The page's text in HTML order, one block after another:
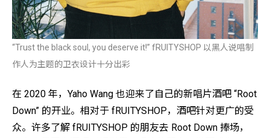
“Trust the black soul, you deserve it!” fRUITYSHOP 以黑人说唱制
作人为主题的卫衣设计十分出彩
在 2020 年，Yaho Wang 也迎来了自己的新唱片酒吧 “Root
Down” 的开业。相对于 fRUITYSHOP，酒吧针对更广的受
众。许多了解 fRUITYSHOP 的朋友去 Root Down 捧场，